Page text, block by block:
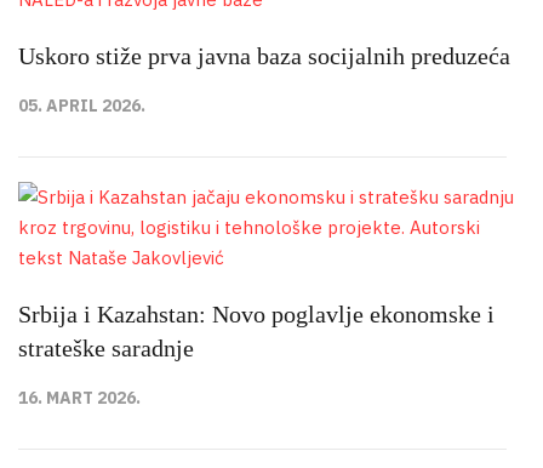
Uskoro stiže prva javna baza socijalnih preduzeća
05. APRIL 2026.
Srbija i Kazahstan: Novo poglavlje ekonomske i
strateške saradnje
16. MART 2026.